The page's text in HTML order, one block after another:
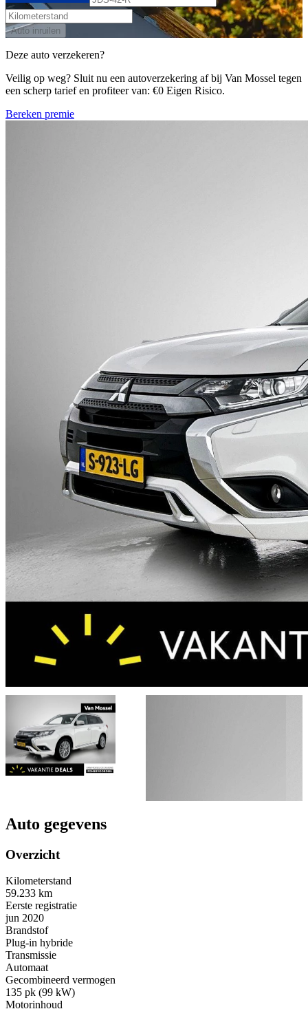
Auto inruilen
Deze auto verzekeren?
Veilig op weg? Sluit nu een autoverzekering af bij Van Mossel tegen
een scherp tarief en profiteer van: €0 Eigen Risico.
Bereken premie
Auto gegevens
Overzicht
Kilometerstand
59.233 km
Eerste registratie
jun 2020
Brandstof
Plug-in hybride
Transmissie
Automaat
Gecombineerd vermogen
135 pk (99 kW)
Motorinhoud